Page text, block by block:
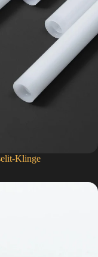
Klinge